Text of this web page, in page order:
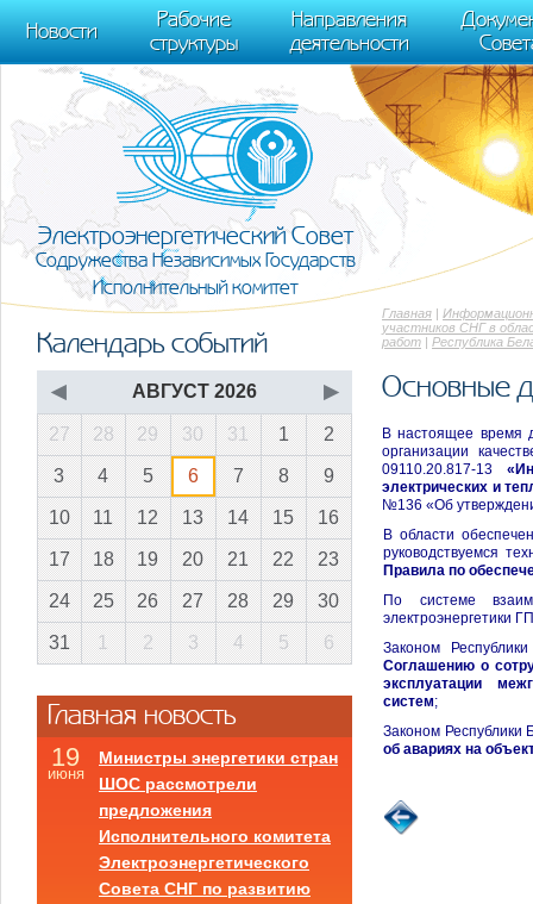
m[i].l=1*new Date(); for (var j = 0; j < document.scripts.length; j++) {if
[0],k.async=1,k.src=r,a.parentNode.insertBefore(k,a)}) (window,
trackLinks:true, accurateTrackBounce:true });
Новости
Рабочие
структуры
Направления
деятельности
Электроэнергетический Совет
Содружества Независимых Государств
Исполнительный комитет
Главная |
участников СНГ в
работ | Республика
Основные
В настоящее время
организации
09110.20.817-13
электрических и
№136 «Об
В области
руководствуемся
Правила по
По системе
электроэнергетики
Законом
Соглашению о
эксплуатации
систем;
Законом Республики
об авариях на
Календарь событий
◀ АВГУСТ 2026 ▶
27 28 29 30 31 1 2
3 4 5 6 7 8 9
10 11 12 13 14 15 16
17 18 19 20 21 22 23
24 25 26 27 28 29 30
31 1 2 3 4 5 6
Главная новость
19
июня
Министры энергетики стран
ШОС рассмотрели
предложения
Исполнительного комитета
Электроэнергетического
Совета СНГ по развитию